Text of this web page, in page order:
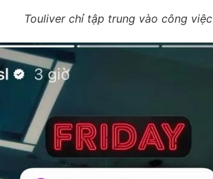
Touliver chỉ tập trung vào công việc